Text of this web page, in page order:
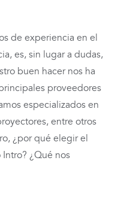
de experiencia en el
es, sin lugar a dudas,
buen hacer nos ha
proveedores
especializados en
entre otros
¿por qué elegir el
¿Qué nos